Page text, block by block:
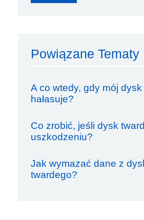
Powiązane Tematy
A co wtedy, gdy mój
hałasuje?
Co zrobić, jeśli dysk
uszkodzeniu?
Jak wymazać dane z
twardego?